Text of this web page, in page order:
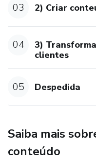
trabalho.
Esse curso te ensina como.
Vamos aprender.
03 2) Criar
04
3)
clientes
05 Despedida
Saiba mais
conteúdo